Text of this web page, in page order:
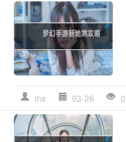
lhs 03-26 0